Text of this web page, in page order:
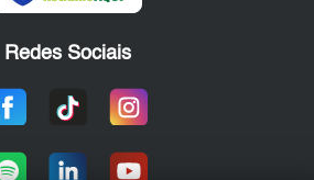
Redes Sociais